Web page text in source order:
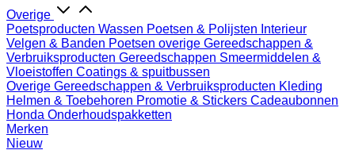
Overige
Poetsproducten Wassen Poetsen & Polijsten Interieur
Velgen & Banden Poetsen overige Gereedschappen &
Verbruiksproducten Gereedschappen Smeermiddelen &
Vloeistoffen Coatings & spuitbussen
Overige Gereedschappen & Verbruiksproducten Kleding
Helmen & Toebehoren Promotie & Stickers Cadeaubonnen
Honda Onderhoudspakketten
Merken
Nieuw